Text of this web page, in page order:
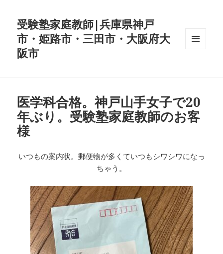
受験塾家庭教師|兵庫県神戸
市・姫路市・三田市・大阪府大
阪市
医学科合格。神戸山手女子で20
年ぶり。受験塾家庭教師のお客
様
いつもの案内状。郵便物が多くていつもシワシワになっ
ちゃう。